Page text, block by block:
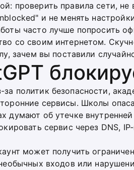
проверить правила сети, не
и не менять
часто лучше попросить
со своим интернетом.
зачем вы поставили
политик безопасности,
сервисы. Школы
думают об утечке
сервис через DNS,
может получить
входов или